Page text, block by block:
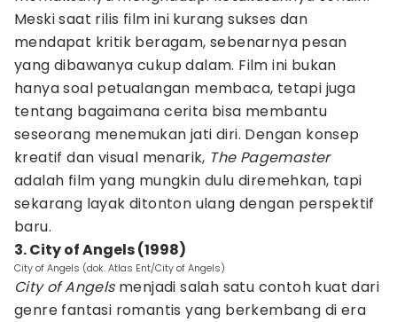
Meski saat rilis film ini kurang sukses dan
mendapat kritik beragam, sebenarnya pesan
yang dibawanya cukup dalam. Film ini bukan
hanya soal petualangan membaca, tetapi juga
tentang bagaimana cerita bisa membantu
seseorang menemukan jati diri. Dengan konsep
kreatif dan visual menarik, The Pagemaster
adalah film yang mungkin dulu diremehkan, tapi
sekarang layak ditonton ulang dengan perspektif
baru.
3. City of Angels (1998)
City of Angels (dok. Atlas Ent/City of Angels)
City of Angelsmenjadi salah satu contoh kuat dari
genre fantasi romantis yang berkembang di era